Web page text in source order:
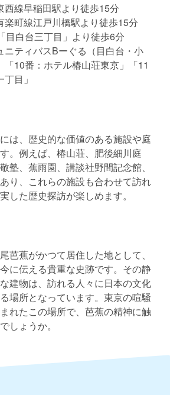
西線早稲田駅より徒歩15分
楽町線江戸川橋駅より徒歩15分
目白台三丁目」より徒歩6分
ニティバスBーぐる（目白台・小
「10番：ホテル椿山荘東京」「11
目」
は、歴史的な価値のある施設や庭
。例えば、椿山荘、肥後細川庭
塾、蕉雨園、講談社野間記念館、
り、これらの施設も合わせて訪れ
した歴史探訪が楽しめます。
芭蕉がかつて居住した地として、
に伝える貴重な史跡です。その静
建物は、訪れる人々に日本の文化
場所となっています。東京の喧騒
れたこの場所で、芭蕉の精神に触
しょうか。